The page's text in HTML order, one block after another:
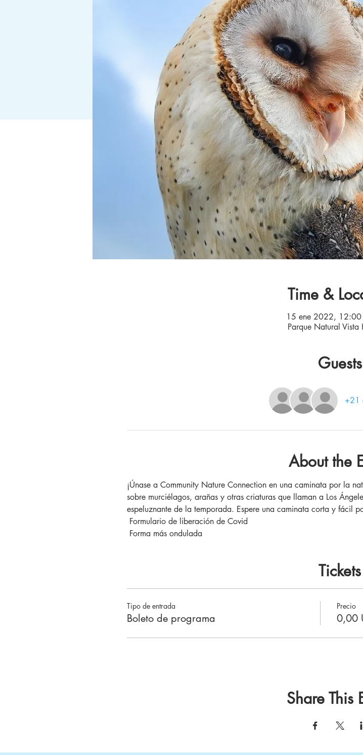
Time &
15 ene 2022,
Parque Natural Vista
Guests
+21
About the
¡Únase a Community Nature Connection en una caminata por la
sobre murciélagos, arañas y otras criaturas que llaman a Los
espeluznante de la temporada. Espere una caminata corta y fácil
Formulario de liberación de Covid
Forma más ondulada
Tickets
Tipo de entrada
Boleto de programa
Precio
0,00
Share This